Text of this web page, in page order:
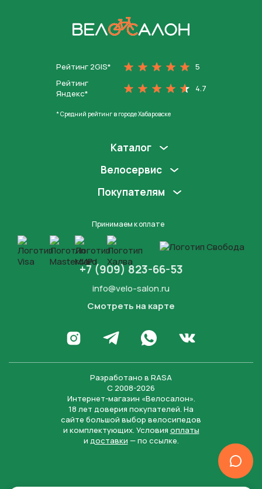
Рейтинг 2GIS*
5
Рейтинг
Яндекс*
4.7
* Средний рейтинг в городе Хабаровске
Каталог
Велосервис
Покупателям
Принимаем к оплате
+7 (909) 823-66-53
info@velo-salon.ru
Смотреть на карте
Перейти в Инстаграм
Написать в Телеграм
Написать в WhatsApp
Перейти во
Разработано в RASA
С 2008-2026
Интернет-магазин «Велосалон».
18 лет доверия покупателей. На
сайте большой выбор велосипедов
и комплектующих. Условия оплаты
и доставки — по ссылке.
Нажимая на кнопку “Отправить заявку”, вы даете